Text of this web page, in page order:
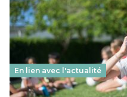
En lien avec l'actualité